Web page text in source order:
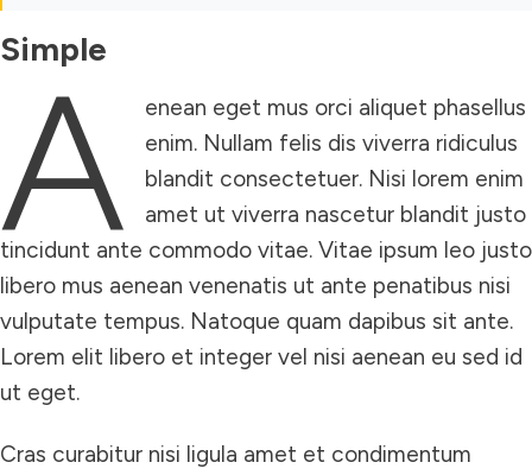
Simple
A
enean eget mus orci aliquet phasellus
enim. Nullam felis dis viverra ridiculus
blandit consectetuer. Nisi lorem enim
amet ut viverra nascetur blandit justo
tincidunt ante commodo vitae. Vitae ipsum leo justo
libero mus aenean venenatis ut ante penatibus nisi
vulputate tempus. Natoque quam dapibus sit ante.
Lorem elit libero et integer vel nisi aenean eu sed id
ut eget.
Cras curabitur nisi ligula amet et condimentum